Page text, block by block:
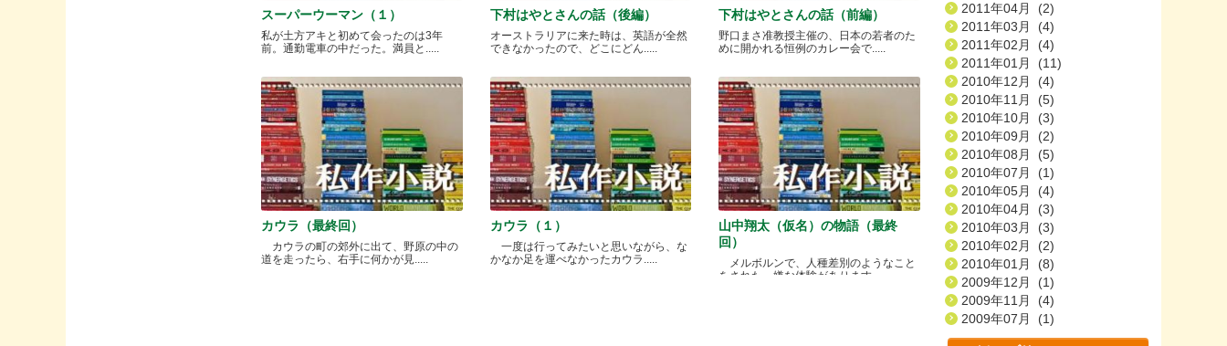
スーパーウーマン（１）
私が土方アキと初めて会ったのは3年
前。通勤電車の中だった。満員と.....
下村はやとさんの話（後編）
オーストラリアに来た時は、英語が全然
できなかったので、どこにどん.....
下村はやとさんの話（前編）
野口まさ准教授主催の、日本の若者のた
めに開かれる恒例のカレー会で.....
カウラ（最終回）
カウラの町の郊外に出て、野原の中の
道を走ったら、右手に何かが見.....
カウラ（１）
一度は行ってみたいと思いながら、な
かなか足を運べなかったカウラ.....
山中翔太（仮名）の物語（最終
回）
メルボルンで、人種差別のようなこと
をされた、嫌な体験があります.....
2011年04月 (2)
2011年03月 (4)
2011年02月 (4)
2011年01月 (11)
2010年12月 (4)
2010年11月 (5)
2010年10月 (3)
2010年09月 (2)
2010年08月 (5)
2010年07月 (1)
2010年05月 (4)
2010年04月 (3)
2010年03月 (3)
2010年02月 (2)
2010年01月 (8)
2009年12月 (1)
2009年11月 (4)
2009年07月 (1)